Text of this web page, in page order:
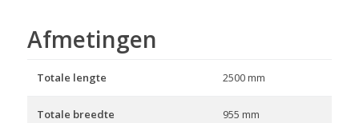
Afmetingen
Totale lengte 2500 mm
Totale breedte 955 mm